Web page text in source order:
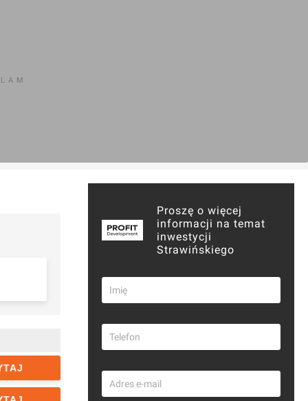
Proszę o więcej
informacji na temat
inwestycji
Strawińskiego